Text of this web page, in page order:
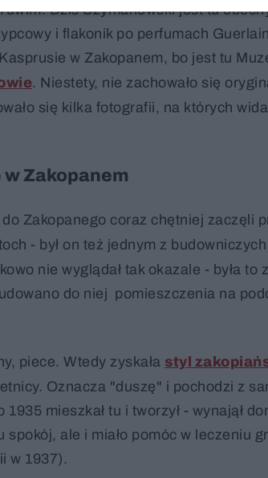
Dziś Szymanowski jest tu
i flakonik po perfumach
w Zakopanem, bo jest tu
. Niestety, nie zachowało się
się kilka fotografii, na których
Zakopanem
Zakopanego coraz chętniej zaczęli
- był on też jednym z
nie wyglądał tak okazale - była to
do niej pomieszczenia na
piece. Wtedy zyskała styl
Oznacza "duszę" i pochodzi z
mieszkał tu i tworzył - wynajął
spokój, ale i miało pomóc w leczeniu
w 1937).